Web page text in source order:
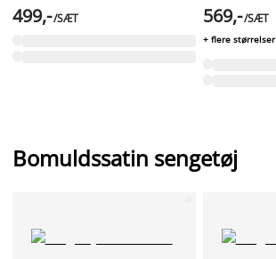
499,-/SÆT 569,-/SÆT
+ flere størrelser
Bomuldssatin sengetøj